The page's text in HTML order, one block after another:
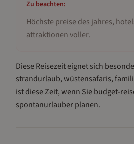
Zu beachten:
Höchste preise des jahres,
attraktionen voller.
Diese Reisezeit eignet sich
strandurlaub, wüstensafaris,
ist diese Zeit, wenn Sie budget-
spontanurlauber planen.